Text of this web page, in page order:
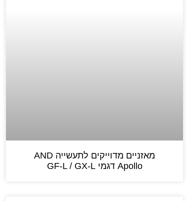
מאזניים מדוייקים לתעשייה AND
Apollo דגמי GF-L / GX-L